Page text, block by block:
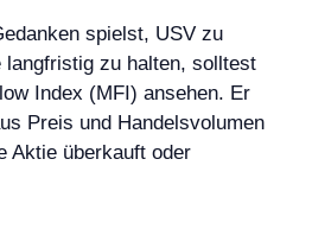
spielst, USV zu
langfristig zu halten, solltest
Index (MFI) ansehen. Er
Preis und Handelsvolumen
Aktie überkauft oder